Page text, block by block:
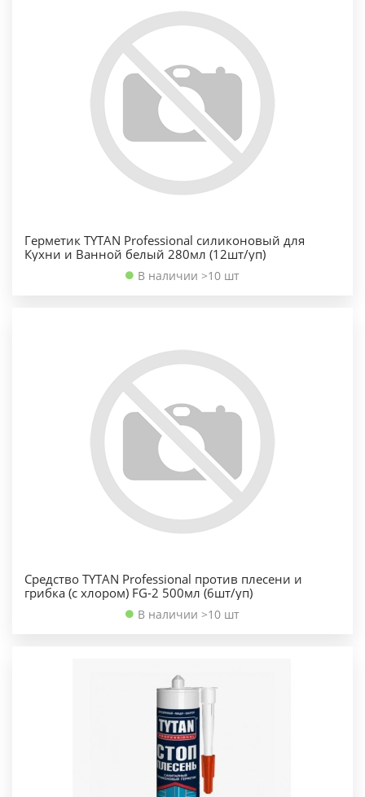
Герметик TYTAN Professional силиконовый для
Кухни и Ванной белый 280мл (12шт/уп)
В наличии >10 шт
Средство TYTAN Professional против плесени и
грибка (с хлором) FG-2 500мл (6шт/уп)
В наличии >10 шт